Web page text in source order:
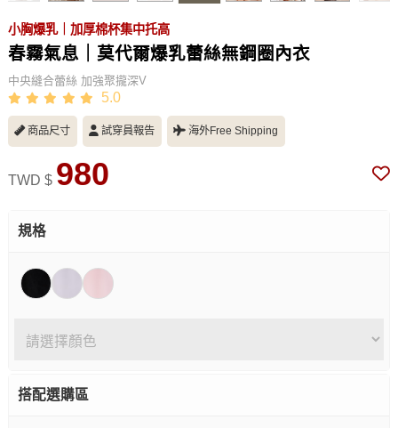
小胸爆乳｜加厚棉杯集中托高
春霧氣息｜莫代爾爆乳蕾絲無鋼圈內衣
中央縫合蕾絲 加強聚攏深V
5.0
商品尺寸 試穿員報告 海外Free Shipping
TWD $ 980
規格
搭配選購區